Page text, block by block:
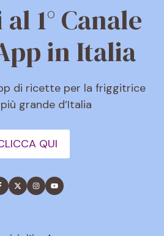
1° Canale
in Italia
di ricette per la friggitrice
grande d’Italia
QUI